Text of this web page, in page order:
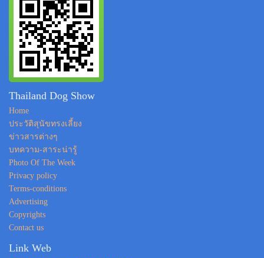
Thailand Dog Show
Home
ประวัติสุนัขทรงเลี้ยง
ข่าวสารต่างๆ
บทความ-สาระน่ารู้
Photo Of The Week
Privacy policy
Terms-conditions
Advertising
Copyrights
Contact us
Link Web